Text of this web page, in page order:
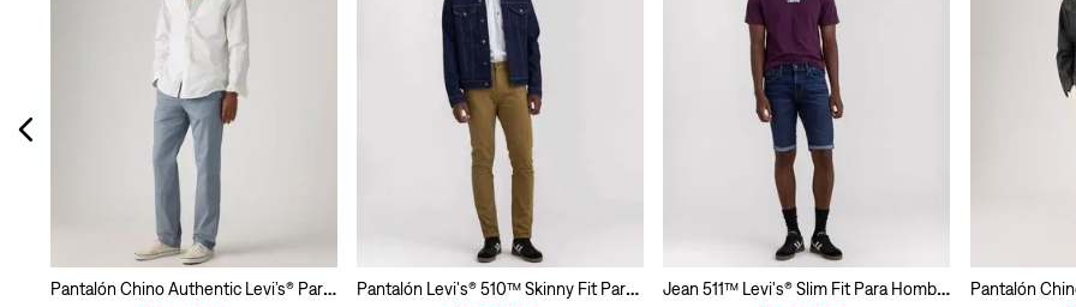
Pantalón Chino Authentic Levi’s® Para Hombre
Pantalón Levi's® 510™ Skinny Fit Para Hombre
Jean 511™ Levi's® Slim Fit Para Hombre